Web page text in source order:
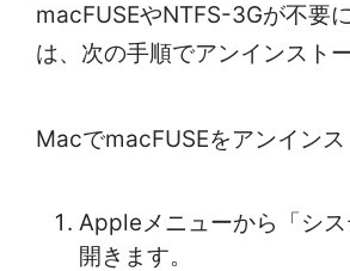
macFUSEやNTFS-3Gが不要
は、次の手順でアンインスト
MacでmacFUSEをアンインス
Appleメニューから「シ
開きます。